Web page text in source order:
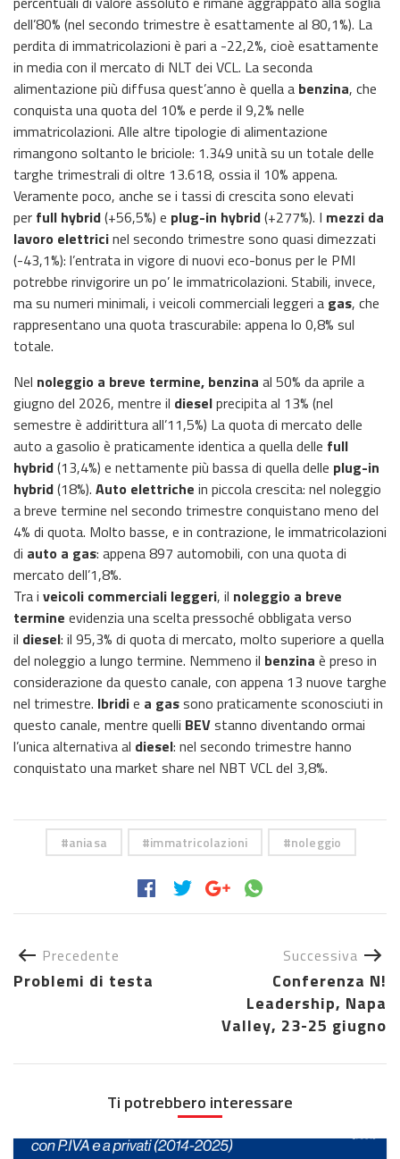
dell’80% (nel secondo trimestre è esattamente al 80,1%). La
perdita di immatricolazioni è pari a -22,2%, cioè esattamente
in media con il mercato di NLT dei VCL. La seconda
alimentazione più diffusa quest’anno è quella a benzina, che
conquista una quota del 10% e perde il 9,2% nelle
immatricolazioni. Alle altre tipologie di alimentazione
rimangono soltanto le briciole: 1.349 unità su un totale delle
targhe trimestrali di oltre 13.618, ossia il 10% appena.
Veramente poco, anche se i tassi di crescita sono elevati
per full hybrid(+56,5%) e plug-in hybrid(+277%). I mezzi da
lavoro elettricinel secondo trimestre sono quasi dimezzati
(-43,1%): l’entrata in vigore di nuovi eco-bonus per le PMI
potrebbe rinvigorire un po’ le immatricolazioni. Stabili, invece,
ma su numeri minimali, i veicoli commerciali leggeri a gas, che
rappresentano una quota trascurabile: appena lo 0,8% sul
totale.
Nel noleggio a breve termine, benzina al 50% da aprile a
giugno del 2026, mentre il dieselprecipita al 13% (nel
semestre è addirittura all’11,5%) La quota di mercato delle
auto a gasolio è praticamente identica a quella delle full
hybrid(13,4%) e nettamente più bassa di quella delle plug-in
hybrid(18%). Auto elettriche in piccola crescita: nel noleggio
a breve termine nel secondo trimestre conquistano meno del
4% di quota. Molto basse, e in contrazione, le immatricolazioni
di auto a gas: appena 897 automobili, con una quota di
mercato dell’1,8%.
Tra i veicoli commerciali leggeri, il noleggio a breve
termine evidenzia una scelta pressoché obbligata verso
il diesel: il 95,3% di quota di mercato, molto superiore a quella
del noleggio a lungo termine. Nemmeno il benzina è preso in
considerazione da questo canale, con appena 13 nuove targhe
nel trimestre. Ibridie a gassono praticamente sconosciuti in
questo canale, mentre quelli BEVstanno diventando ormai
l’unica alternativa al diesel: nel secondo trimestre hanno
conquistato una market share nel NBT VCL del 3,8%.
aniasa immatricolazioni noleggio
Precedente
Problemi di testa
Successiva
Conferenza N!
Leadership, Napa
Valley, 23-25 giugno
Ti potrebbero interessare